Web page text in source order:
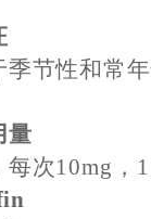
季节性和常
量
每次10mg，